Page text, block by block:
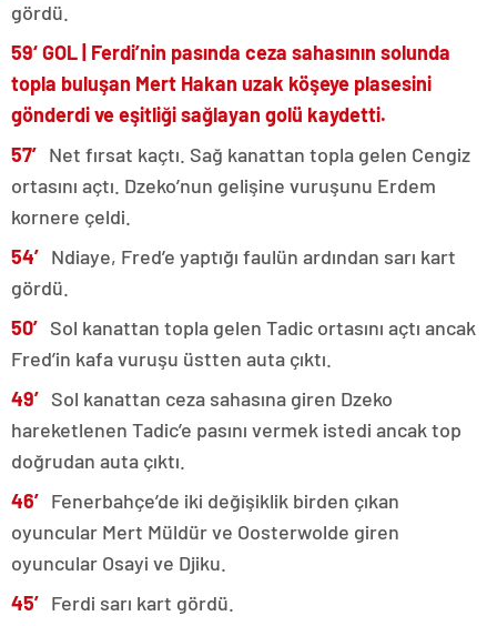
gördü.
59‘GOL | Ferdi’nin pasında ceza sahasının solunda
topla buluşan Mert Hakan uzak köşeye plasesini
gönderdi ve eşitliği sağlayan golü kaydetti.
57′ Net fırsat kaçtı. Sağ kanattan topla gelen Cengiz
ortasını açtı. Dzeko’nun gelişine vuruşunu Erdem
kornere çeldi.
54′ Ndiaye, Fred’e yaptığı faulün ardından sarı kart
gördü.
50′ Sol kanattan topla gelen Tadic ortasını açtı ancak
Fred’in kafa vuruşu üstten auta çıktı.
49′ Sol kanattan ceza sahasına giren Dzeko
hareketlenen Tadic’e pasını vermek istedi ancak top
doğrudan auta çıktı.
46′ Fenerbahçe’de iki değişiklik birden çıkan
oyuncular Mert Müldür ve Oosterwolde giren
oyuncular Osayi ve Djiku.
45′ Ferdi sarı kart gördü.